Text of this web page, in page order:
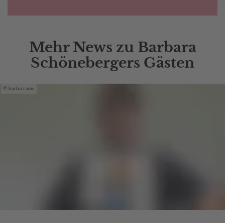
Mehr News zu Barbara
Schönebergers Gästen
barba radio